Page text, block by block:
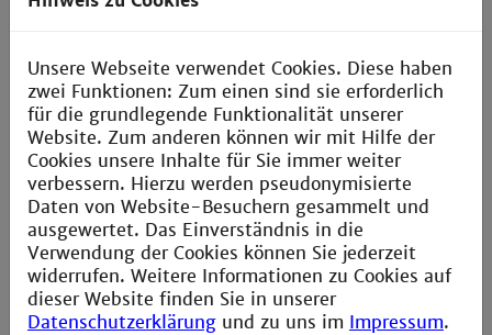
Sprechzeiten
Termin nach Vereinbarung
Sitzungstermin
Dienstag, 17:00 Uhr in G054
Unsere Webseite verwendet Cookies. Diese haben
zwei Funktionen: Zum einen sind sie erforderlich
für die grundlegende Funktionalität unserer
Website. Zum anderen können wir mit Hilfe der
Cookies unsere Inhalte für Sie immer weiter
verbessern. Hierzu werden pseudonymisierte
Daten von Website-Besuchern gesammelt und
ausgewertet. Das Einverständnis in die
Verwendung der Cookies können Sie jederzeit
widerrufen. Weitere Informationen zu Cookies auf
dieser Website finden Sie in unserer
Datenschutzerklärung und zu uns im Impressum.